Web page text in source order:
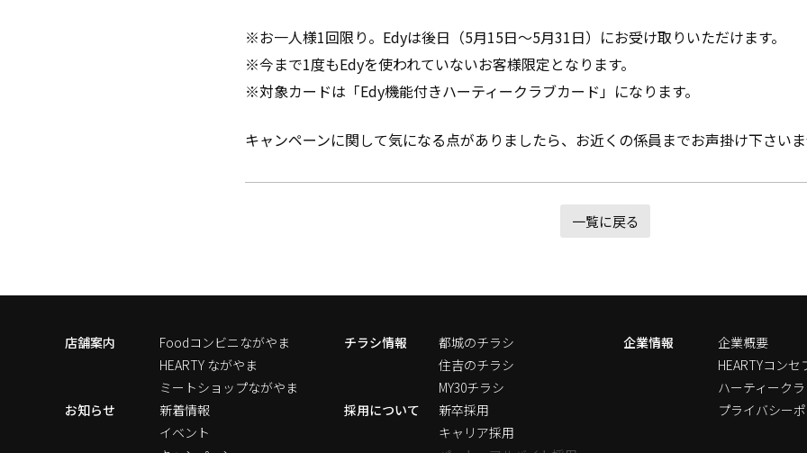
※お一人様1回限り。Edyは後日（5月15日～5月31日）にお受け取りいただけます。
※今まで1度もEdyを使われていないお客様限定となります。
※対象カードは「Edy機能付きハーティークラブカード」になります。
キャンペーンに関して気になる点がありましたら、お近くの係員までお声掛け下さいま
一覧に戻る
店舗案内
Foodコンビニながやま
HEARTY ながやま
ミートショップながやま
お知らせ
新着情報
イベント
チラシ情報
都城のチラシ
住吉のチラシ
MY30チラシ
採用について
新卒採用
キャリア採用
企業情報
企業概要
HEARTYコンセ
ハーティーク
プライバシー